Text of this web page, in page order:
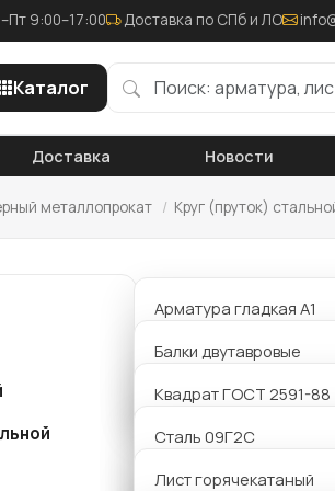
9:00–17:00 Доставка по СПб и ЛО
Каталог
Доставка Новости
металлопрокат / Круг (пруток)
Арматура гладкая А1
Арматура рифленая А3
Арматура АТ800
Балки двутавровые
Балки Б двутавровые
Балки К двутавровые
Балки Ш двутавровые
Квадрат ГОСТ 2591-88
Сталь 09Г2С
Сталь 20
Лист горячекатаный
Круг
Компания
.
мм ст35 по оптовой
или связаться с
сделаем для Вас